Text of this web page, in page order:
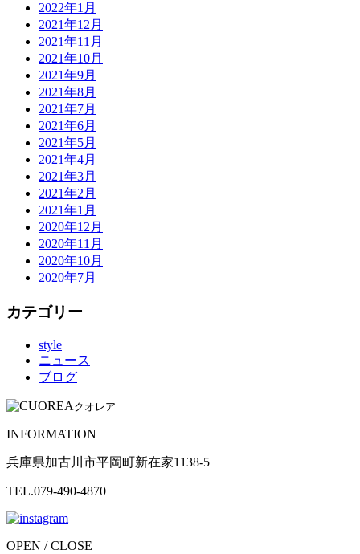
2022年1月
2021年12月
2021年11月
2021年10月
2021年9月
2021年8月
2021年7月
2021年6月
2021年5月
2021年4月
2021年3月
2021年2月
2021年1月
2020年12月
2020年11月
2020年10月
2020年7月
カテゴリー
style
ニュース
ブログ
クオレア
INFORMATION
兵庫県加古川市平岡町新在家1138-5
TEL.079-490-4870
OPEN / CLOSE